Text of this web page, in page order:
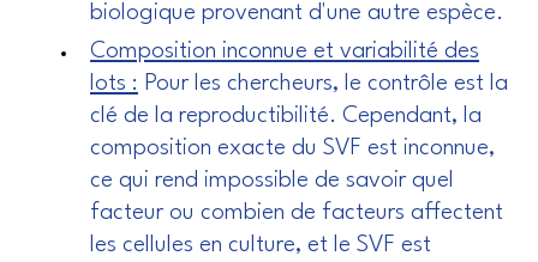
biologique provenant d'une autre espèce.
Composition inconnue et variabilité des
lots : Pour les chercheurs, le contrôle est la
clé de la reproductibilité. Cependant, la
composition exacte du SVF est inconnue,
ce qui rend impossible de savoir quel
facteur ou combien de facteurs affectent
les cellules en culture, et le SVF est